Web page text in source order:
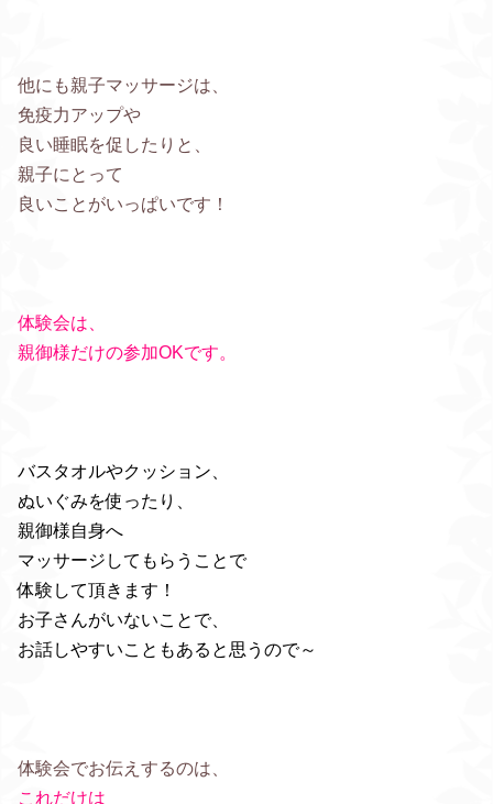
他にも親子マッサージは、
免疫力アップや
良い睡眠を促したりと、
親子にとって
良いことがいっぱいです！
体験会は、
親御様だけの参加OKです。
バスタオルやクッション、
ぬいぐみを使ったり、
親御様自身へ
マッサージしてもらうことで
体験して頂きます！
お子さんがいないことで、
お話しやすいこともあると思うので～
体験会でお伝えするのは、
これだけは